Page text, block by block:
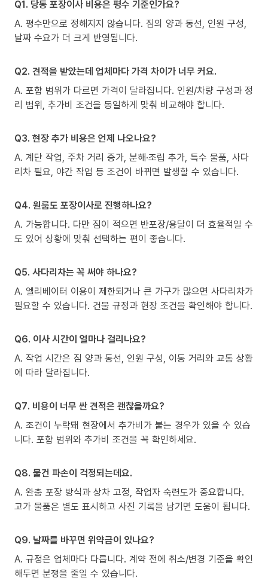
Q1. 당동 포장이사 비용은 평수 기준인가요?
A. 평수만으로 정해지지 않습니다. 짐의 양과 동선, 인원 구성,
날짜 수요가 더 크게 반영됩니다.
Q2. 견적을 받았는데 업체마다 가격 차이가 너무 커요.
A. 포함 범위가 다르면 가격이 달라집니다. 인원/차량 구성과 정
리 범위, 추가비 조건을 동일하게 맞춰 비교해야 합니다.
Q3. 현장 추가 비용은 언제 나오나요?
A. 계단 작업, 주차 거리 증가, 분해·조립 추가, 특수 물품, 사다
리차 필요, 야간 작업 등 조건이 바뀌면 발생할 수 있습니다.
Q4. 원룸도 포장이사로 진행하나요?
A. 가능합니다. 다만 짐이 적으면 반포장/용달이 더 효율적일 수
도 있어 상황에 맞춰 선택하는 편이 좋습니다.
Q5. 사다리차는 꼭 써야 하나요?
A. 엘리베이터 이용이 제한되거나 큰 가구가 많으면 사다리차가
필요할 수 있습니다. 건물 규정과 현장 조건을 확인해야 합니다.
Q6. 이사 시간이 얼마나 걸리나요?
A. 작업 시간은 짐 양과 동선, 인원 구성, 이동 거리와 교통 상황
에 따라 달라집니다.
Q7. 비용이 너무 싼 견적은 괜찮을까요?
A. 조건이 누락돼 현장에서 추가비가 붙는 경우가 있을 수 있습
니다. 포함 범위와 추가비 조건을 꼭 확인하세요.
Q8. 물건 파손이 걱정되는데요.
A. 완충 포장 방식과 상차 고정, 작업자 숙련도가 중요합니다.
고가 물품은 별도 표시하고 사진 기록을 남기면 도움이 됩니다.
Q9. 날짜를 바꾸면 위약금이 있나요?
A. 규정은 업체마다 다릅니다. 계약 전에 취소/변경 기준을 확인
해두면 분쟁을 줄일 수 있습니다.